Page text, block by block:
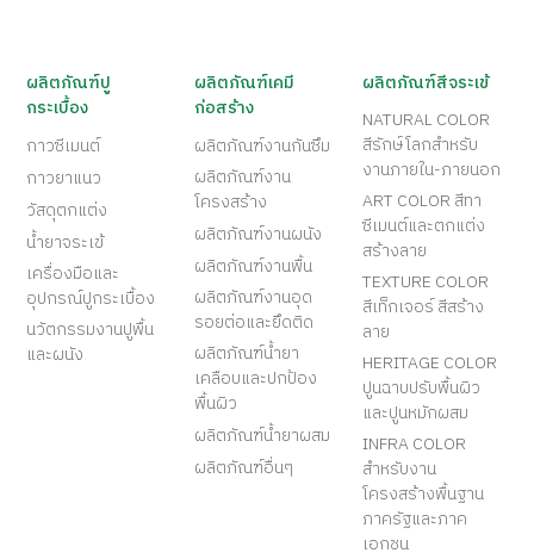
ผลิตภัณฑ์ปู
กระเบื้อง
กาวซีเมนต์
กาวยาแนว
วัสดุตกแต่ง
น้ำยาจระเข้
เครื่องมือและ
อุปกรณ์ปูกระเบื้อง
นวัตกรรมงานปูพื้น
และผนัง
ผลิตภัณฑ์เคมี
ก่อสร้าง
ผลิตภัณฑ์งานกันซึม
ผลิตภัณฑ์งาน
โครงสร้าง
ผลิตภัณฑ์งานผนัง
ผลิตภัณฑ์งานพื้น
ผลิตภัณฑ์งานอุด
รอยต่อและยึดติด
ผลิตภัณฑ์น้ำยา
เคลือบและปกป้อง
พื้นผิว
ผลิตภัณฑ์น้ำยาผสม
ผลิตภัณฑ์อื่นๆ
ผลิตภัณฑ์สีจระเข้
NATURAL COLOR
สีรักษ์โลกสำหรับ
งานภายใน-ภายนอก
ART COLOR สีทา
ซีเมนต์และตกแต่ง
สร้างลาย
TEXTURE COLOR
สีเท็กเจอร์ สีสร้าง
ลาย
HERITAGE COLOR
ปูนฉาบปรับพื้นผิว
และปูนหมักผสม
INFRA COLOR
สำหรับงาน
โครงสร้างพื้นฐาน
ภาครัฐและภาค
เอกชน